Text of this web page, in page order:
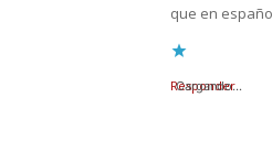
que en
Cargando...
Responder